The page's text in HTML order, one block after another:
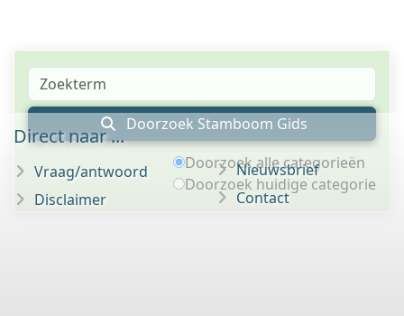
Doorzoek Stamboom Gids
Doorzoek alle categorieën
Doorzoek huidige categorie
Direct naar ...
Vraag/antwoord
Disclaimer
Nieuwsbrief
Contact